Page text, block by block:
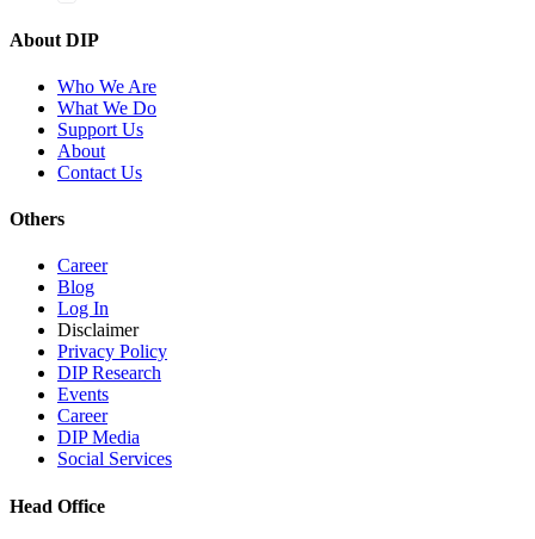
About DIP
Who We Are
What We Do
Support Us
About
Contact Us
Others
Career
Blog
Log In
Disclaimer
Privacy Policy
DIP Research
Events
Career
DIP Media
Social Services
Head Office